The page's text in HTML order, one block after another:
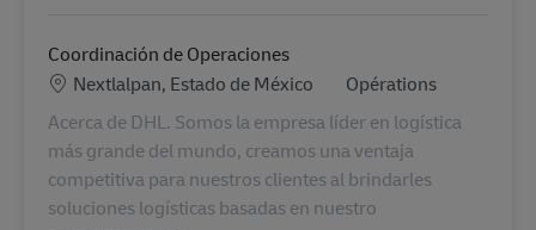
Coordinación de Operaciones
LieuNextlalpan, Estado de México Catégorie
Opérations
Acerca de DHL. Somos la empresa líder en logística
más grande del mundo, creamos una ventaja
competitiva para nuestros clientes al brindarles
soluciones logísticas basadas en nuestro